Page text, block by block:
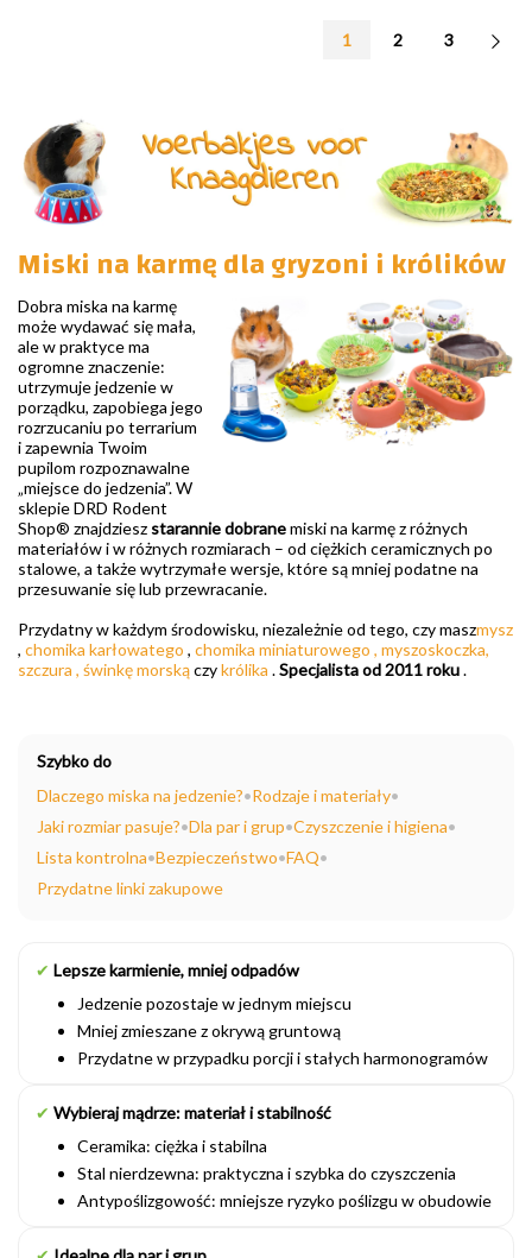
1 2 3
Miski na karmę dla gryzoni i królików
Dobra miska na karmę
może wydawać się mała,
ale w praktyce ma
ogromne znaczenie:
utrzymuje jedzenie w
porządku, zapobiega jego
rozrzucaniu po terrarium
i zapewnia Twoim
pupilom rozpoznawalne
„miejsce do jedzenia”. W
sklepie DRD Rodent
Shop® znajdziesz starannie dobranemiski na karmę z różnych
materiałów i w różnych rozmiarach – od ciężkich ceramicznych po
stalowe, a także wytrzymałe wersje, które są mniej podatne na
przesuwanie się lub przewracanie.
Przydatny w każdym środowisku, niezależnie od tego, czy maszmysz
, chomika karłowatego , chomika miniaturowego , myszoskoczka,
szczura , świnkę morskączykrólika .Specjalista od 2011 roku.
Szybko do
Dlaczego miska na jedzenie?•Rodzaje i materiały•
Jaki rozmiar pasuje?•Dla par i grup•Czyszczenie i higiena•
Lista kontrolna•Bezpieczeństwo•FAQ•
Przydatne linki zakupowe
✔ Lepsze karmienie, mniej odpadów
Jedzenie pozostaje w jednym miejscu
Mniej zmieszane z okrywą gruntową
Przydatne w przypadku porcji i stałych harmonogramów
✔ Wybieraj mądrze: materiał i stabilność
Ceramika: ciężka i stabilna
Stal nierdzewna: praktyczna i szybka do czyszczenia
Antypoślizgowość: mniejsze ryzyko poślizgu w obudowie